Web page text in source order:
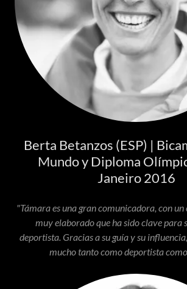
Berta Betanzos (ESP) |
Mundo y Diploma
Janeiro 2016
"Támara es una gran comunicadora, con
muy elaborado que ha sido clave para
deportista. Gracias a su guía y su
mucho tanto como deportista